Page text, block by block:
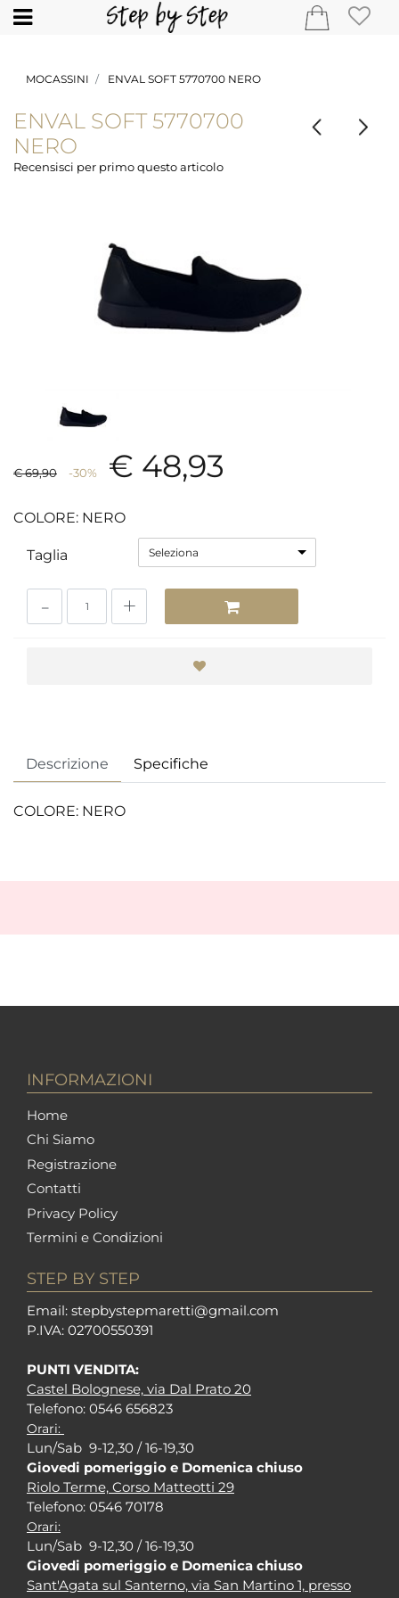
Open
MOCASSINI ENVAL SOFT 5770700 NERO
ENVAL SOFT 5770700
NERO
Recensisci per primo questo articolo
€ 69,90 -30% € 48,93
COLORE: NERO
Taglia Seleziona
Descrizione Specifiche
COLORE: NERO
INFORMAZIONI
Home
Chi Siamo
Registrazione
Contatti
Privacy Policy
Termini e Condizioni
STEP BY STEP
Email: stepbystepmaretti@gmail.com
P.IVA: 02700550391
PUNTI VENDITA:
Castel Bolognese, via Dal Prato 20
Telefono: 0546 656823
Orari:
Lun/Sab 9-12,30 / 16-19,30
Giovedi pomeriggio e Domenica chiuso
Riolo Terme, Corso Matteotti 29
Telefono: 0546 70178
Orari:
Lun/Sab 9-12,30 / 16-19,30
Giovedi pomeriggio e Domenica chiuso
Sant'Agata sul Santerno, via San Martino 1, presso